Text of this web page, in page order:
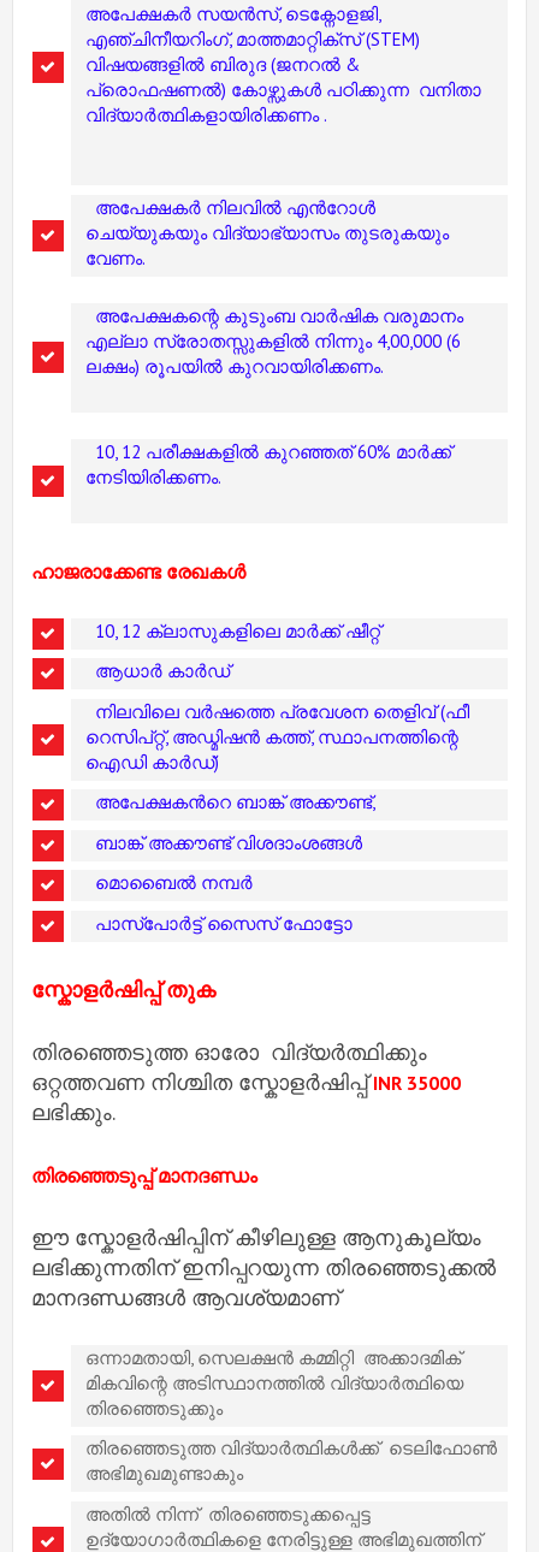
അപേക്ഷകർ സയൻസ്, ടെക്നോളജി,
എഞ്ചിനീയറിംഗ്, മാത്തമാറ്റിക്സ് (STEM)
വിഷയങ്ങളിൽ ബിരുദ (ജനറൽ &
പ്രൊഫഷണൽ) കോഴ്സുകൾ പഠിക്കുന്ന വനിതാ
വിദ്യാർത്ഥികളായിരിക്കണം .
അപേക്ഷകർ നിലവിൽ എൻറോൾ
ചെയ്യുകയും വിദ്യാഭ്യാസം തുടരുകയും
വേണം.
അപേക്ഷകന്റെ കുടുംബ വാർഷിക വരുമാനം
എല്ലാ സ്രോതസ്സുകളിൽ നിന്നും 4,00,000 (6
ലക്ഷം) രൂപയിൽ കുറവായിരിക്കണം.
10, 12 പരീക്ഷകളിൽ കുറഞ്ഞത് 60% മാർക്ക്
നേടിയിരിക്കണം.
ഹാജരാക്കേണ്ട രേഖകൾ
10, 12 ക്ലാസുകളിലെ മാർക്ക് ഷീറ്റ്
ആധാർ കാർഡ്
നിലവിലെ വർഷത്തെ പ്രവേശന തെളിവ് (ഫീ
റെസിപ്റ്റ്, അഡ്മിഷൻ കത്ത്, സ്ഥാപനത്തിന്റെ
ഐഡി കാർഡ്)
അപേക്ഷകൻറെ ബാങ്ക് അക്കൗണ്ട്,
ബാങ്ക് അക്കൗണ്ട് വിശദാംശങ്ങൾ
മൊബൈൽ നമ്പർ
പാസ്പോർട്ട് സൈസ് ഫോട്ടോ
സ്കോളർഷിപ്പ് തുക
തിരഞ്ഞെടുത്ത ഓരോ വിദ്യർത്ഥിക്കും
ഒറ്റത്തവണ നിശ്ചിത സ്കോളർഷിപ്പ്INR 35000
ലഭിക്കും.
തിരഞ്ഞെടുപ്പ് മാനദണ്ഡം
ഈ സ്കോളർഷിപ്പിന് കീഴിലുള്ള ആനുകൂല്യം
ലഭിക്കുന്നതിന് ഇനിപ്പറയുന്ന തിരഞ്ഞെടുക്കൽ
മാനദണ്ഡങ്ങൾ ആവശ്യമാണ്
ഒന്നാമതായി, സെലക്ഷൻ കമ്മിറ്റി അക്കാദമിക്
മികവിന്റെ അടിസ്ഥാനത്തിൽ വിദ്യാർത്ഥിയെ
തിരഞ്ഞെടുക്കും
തിരഞ്ഞെടുത്ത വിദ്യാർത്ഥികൾക്ക് ടെലിഫോൺ
അഭിമുഖമുണ്ടാകും
അതിൽ നിന്ന് തിരഞ്ഞെടുക്കപ്പെട്ട
ഉദ്യോഗാർത്ഥികളെ നേരിട്ടുള്ള അഭിമുഖത്തിന്